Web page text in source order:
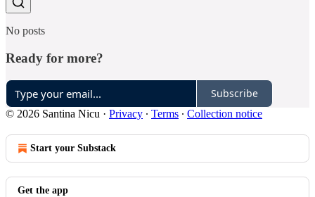
No posts
Ready for more?
Subscribe
© 2026 Santina Nicu · Privacy ∙ Terms ∙ Collection notice
Start your Substack
Get the app